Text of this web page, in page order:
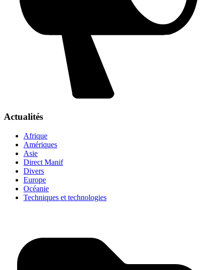
Actualités
Afrique
Amériques
Asie
Direct Manif
Divers
Europe
Océanie
Techniques et technologies